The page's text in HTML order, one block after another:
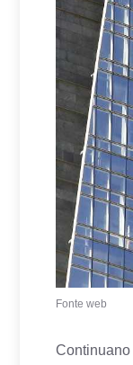
Fonte web